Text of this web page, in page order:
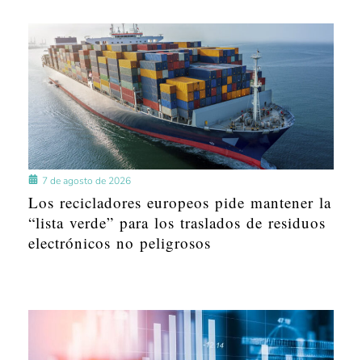
7 de agosto de 2026
Los recicladores europeos pide mantener la
“lista verde” para los traslados de residuos
electrónicos no peligrosos